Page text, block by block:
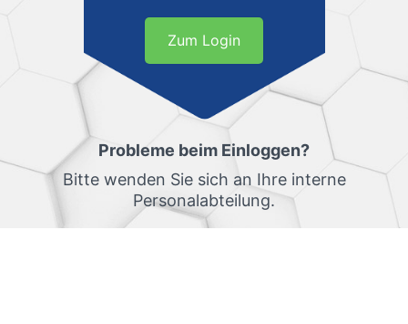
Zum Login
Probleme beim Einloggen?
Bitte wenden Sie sich an Ihre interne
Personalabteilung.